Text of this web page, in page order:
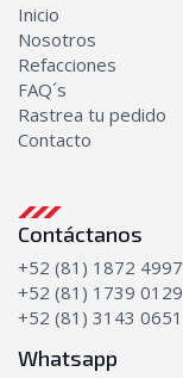
Inicio
Nosotros
Refacciones
FAQ´s
Rastrea tu pedido
Contacto
Contáctanos
+52 (81) 1872 4997
+52 (81) 1739 0129
+52 (81) 3143 0651
Whatsapp